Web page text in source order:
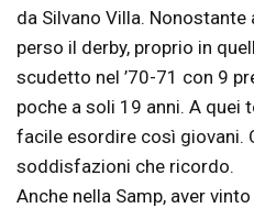
da Silvano Villa. Nonostante
perso il derby, proprio in
scudetto nel ’70-71 con 9
poche a soli 19 anni. A quei
facile esordire così giovani.
soddisfazioni che ricordo.
Anche nella Samp, aver